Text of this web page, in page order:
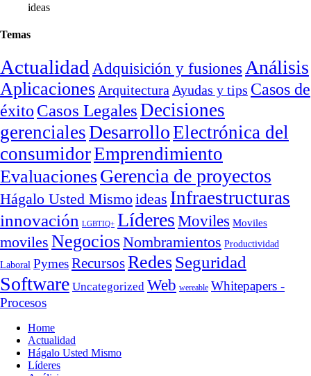
ideas
Temas
ActualidadAdquisición y fusionesAnálisis
AplicacionesArquitecturaAyudas y tips Casos de
éxito Casos LegalesDecisiones
gerencialesDesarrolloElectrónica del
consumidorEmprendimiento
EvaluacionesGerencia de proyectos
Hágalo Usted Mismoideas Infraestructuras
innovación LGBTIQ+ LíderesMoviles Moviles
moviles NegociosNombramientos Productividad
Laboral PymesRecursosRedesSeguridad
Software Uncategorized Web wereable Whitepapers -
Procesos
Home
Actualidad
Hágalo Usted Mismo
Líderes